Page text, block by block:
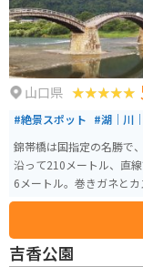
山口県
#絶景スポット #湖｜川
錦帯橋は国指定の名勝で
沿って210メートル、直
6メートル。巻きガネと
す。
吉香公園